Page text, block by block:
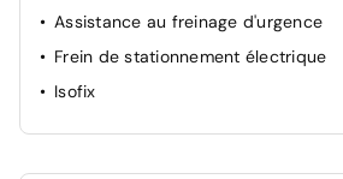
Assistance au freinage d'urgence
Frein de stationnement électrique
Isofix